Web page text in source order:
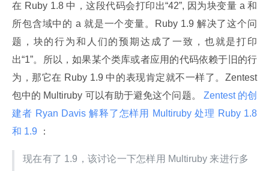
在 Ruby 1.8 中，这段代码会打印出“42”, 因为块变量 a 和
所包含域中的 a 就是一个变量。Ruby 1.9 解决了这个问
题，块的行为和人们的预期达成了一致，也就是打印
出“1”。所以，如果某个类库或者应用的代码依赖于旧的行
为，那它在 Ruby 1.9 中的表现肯定就不一样了。Zentest
包中的 Multiruby 可以有助于避免这个问题。
Zentest 的创
建者 Ryan Davis 解释了怎样用 Multiruby 处理 Ruby 1.8
和 1.9
：
现在有了 1.9，该讨论一下怎样用 Multiruby 来进行多